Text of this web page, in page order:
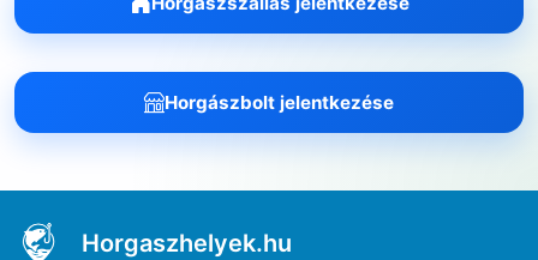
Horgászbolt jelentkezése
Horgaszhelyek.hu